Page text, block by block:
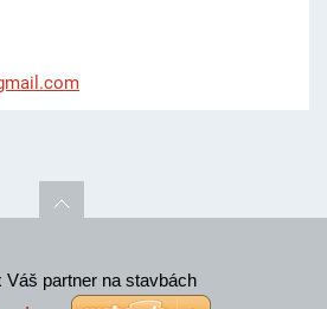
il.com
Váš partner na stavbách